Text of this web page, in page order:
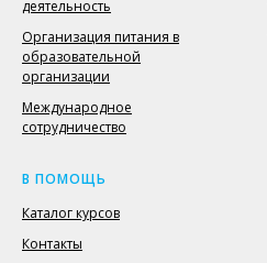
деятельность
Организация питания в
образовательной
организации
Международное
сотрудничество
В ПОМОЩЬ
Каталог курсов
Контакты